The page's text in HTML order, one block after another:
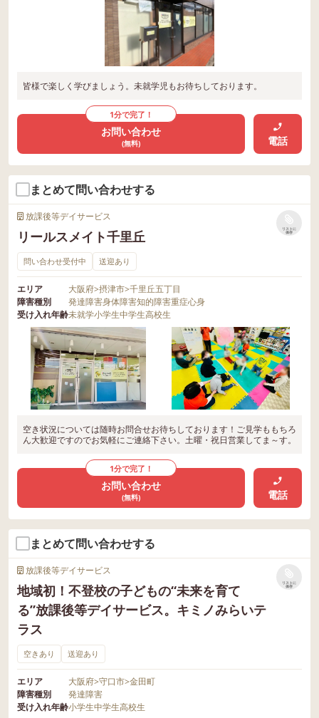
皆様で楽しく学びましょう。未就学児もお待ちしております。
1分で完了！
お問い合わせ
(無料) 電話
まとめて問い合わせする
放課後等デイサービス
リールスメイト千里丘
リストに
保存
問い合わせ受付中 送迎あり
エリア 大阪府>摂津市>千里丘五丁目
障害種別
発達障害身体障害知的障害重症心身
受け入れ年齢未就学小学生中学生高校生
空き状況については随時お問合せお待ちしております！ご見学ももちろ
ん大歓迎ですのでお気軽にご連絡下さい。土曜・祝日営業してま～す。
1分で完了！
お問い合わせ
(無料) 電話
まとめて問い合わせする
放課後等デイサービス
地域初！不登校の子どもの“未来を育て
る”放課後等デイサービス。キミノみらいテ
ラス
リストに
保存
空きあり 送迎あり
エリア 大阪府>守口市>金田町
障害種別
発達障害
受け入れ年齢小学生中学生高校生